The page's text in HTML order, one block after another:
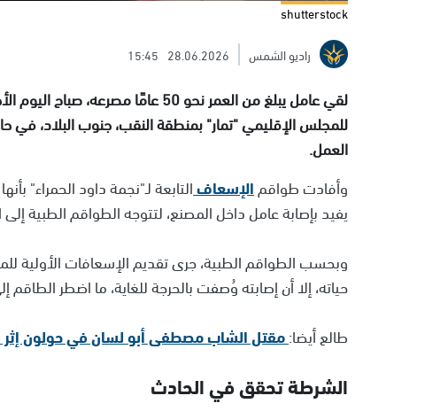
shutterstock
راديو الشمس
28.06.2026
15:45
لقي عامل يبلغ من العمر نحو 50
للمجلس الإقليمي "تمار" بمنطقة النقب، جنوب البلاد،
العمل.
وأفادت طواقمالإسعاف
يفيد بإصابة عامل داخل المصنع، لتتوجه الطواقم الطبية إلى
وبحسب الطواقم الطبية، جرى تقديم الإسعافات الأولية
حياته، إلا أن إصابته وُصفت بالحرجة للغاية، ما اضطر
طالع أيضا:مقتل الشاب مصطفى أبو لسان في حولون إثر
الشرطة تحقق في الحادث